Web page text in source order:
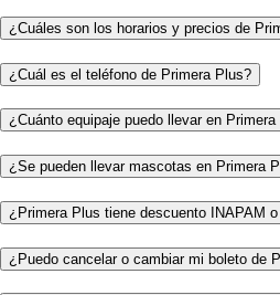
¿Cuáles son los horarios y precios de
¿Cuál es el teléfono de Primera Plus?
¿Cuánto equipaje puedo llevar en Primera
¿Se pueden llevar mascotas en Primera
¿Primera Plus tiene descuento INAPAM
¿Puedo cancelar o cambiar mi boleto de